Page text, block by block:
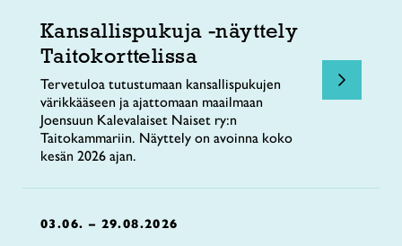
Kansallispukuja -näyttely
Taitokorttelissa
Tervetuloa tutustumaan kansallispukujen
värikkääseen ja ajattomaan maailmaan
Joensuun Kalevalaiset Naiset ry:n
Taitokammariin. Näyttely on avoinna koko
kesän 2026 ajan.
03.06. – 29.08.2026